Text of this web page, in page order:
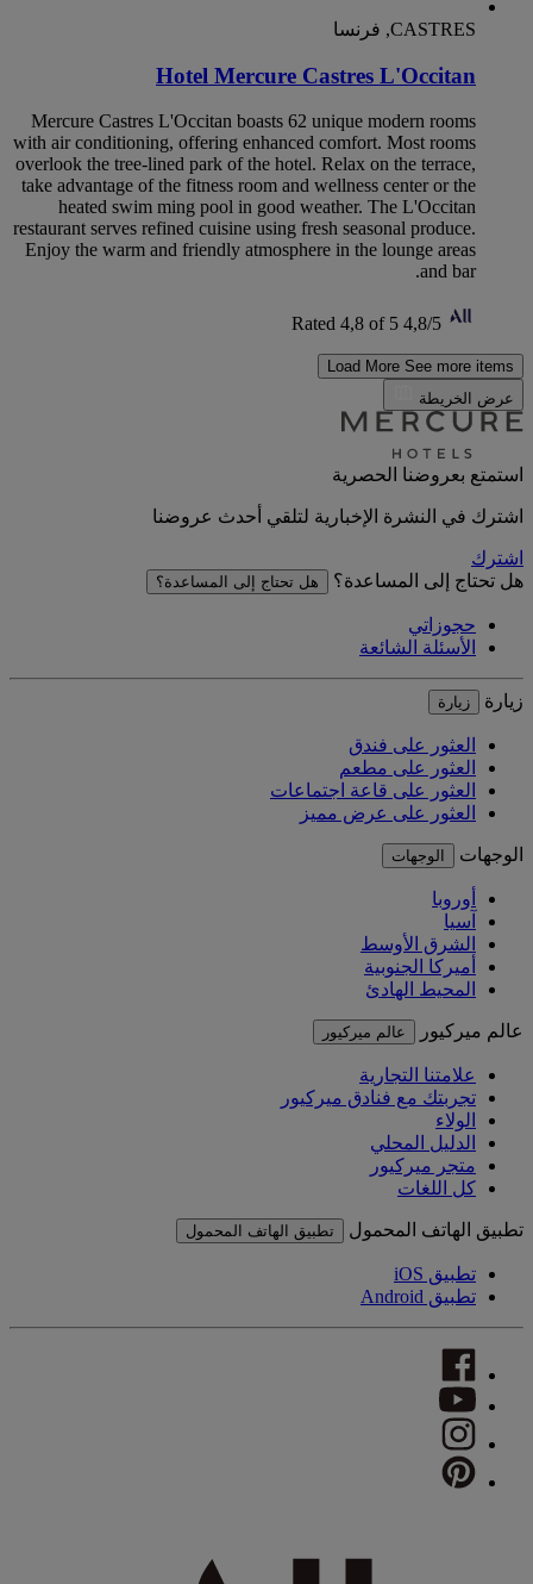
CASTRES, فرنسا
Hotel Mercure Castres L'Occitan
Mercure Castres L'Occitan boasts 62 unique modern rooms
with air conditioning, offering enhanced comfort. Most rooms
overlook the tree-lined park of the hotel. Relax on the terrace,
take advantage of the fitness room and wellness center or the
heated swim ming pool in good weather. The L'Occitan
restaurant serves refined cuisine using fresh seasonal produce.
Enjoy the warm and friendly atmosphere in the lounge areas
and bar.
4,8/5
Rated 4,8 of 5
Load More See more items
عرض الخريطة
استمتع بعروضنا الحصرية
اشترك في النشرة الإخبارية لتلقي أحدث عروضنا
اشترك
هل تحتاج إلى المساعدة؟
هل تحتاج إلى المساعدة؟
حجوزاتي
الأسئلة الشائعة
زيارة زيارة
العثور على فندق
العثور على مطعم
العثور على قاعة اجتماعات
العثور على عرض مميز
الوجهات الوجهات
أوروبا
آسيا
الشرق الأوسط
أميركا الجنوبية
المحيط الهادئ
عالم ميركيور عالم ميركيور
علامتنا التجارية
تجربتك مع فنادق ميركيور
الولاء
الدليل المحلي
متجر ميركيور
كل اللغات
تطبيق الهاتف المحمول تطبيق الهاتف المحمول
تطبيق iOS
تطبيق Android